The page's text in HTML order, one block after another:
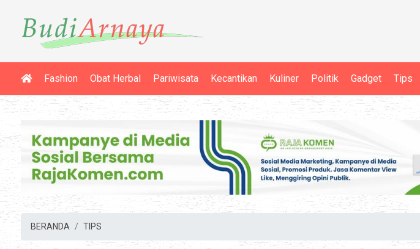
Fashion Obat Herbal Pariwisata Kecantikan Kuliner Politik Gadget Tips
BERANDA TIPS